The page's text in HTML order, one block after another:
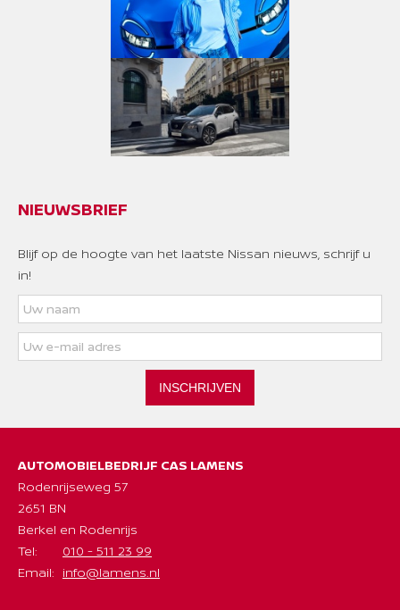
NIEUWSBRIEF
Blijf op de hoogte van het laatste Nissan nieuws, schrijf u
in!
INSCHRIJVEN
AUTOMOBIELBEDRIJF CAS LAMENS
Rodenrijseweg 57
2651 BN
Berkel en Rodenrijs
Tel:
010 - 511 23 99
Email: info@lamens.nl